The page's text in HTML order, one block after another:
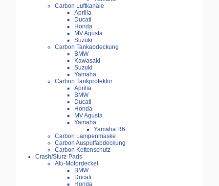
Carbon Luftkanäle
Aprilia
Ducati
Honda
MV Agusta
Suzuki
Carbon Tankabdeckung
BMW
Kawasaki
Suzuki
Yamaha
Carbon Tankprotektor
Aprilia
BMW
Ducati
Honda
MV Agusta
Yamaha
Yamaha R6
Carbon Lampenmaske
Carbon Auspuffabdeckung
Carbon Kettenschutz
Crash/Sturz-Pads
Alu-Motordeckel
BMW
Ducati
Honda